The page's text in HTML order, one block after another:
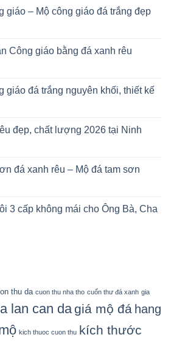
giáo – Mộ công giáo đá trắng đẹp
Công giáo bằng đá xanh rêu
giáo đá trắng nguyên khối, thiết kế
đẹp, chất lượng 2026 tại Ninh
đá xanh rêu – Mộ đá tam sơn
3 cấp không mái cho Ông Bà, Cha
thu da cuon thu nha tho cuốn thư đá xanh gia
lan can dagiá mộ đá hang
kich thuoc cuon thu kích thước